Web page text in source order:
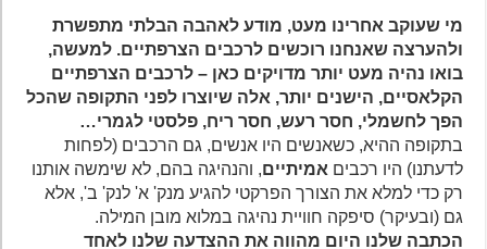
מי שעוקב אחרינו מעט, מודע לאהבה הבלתי מתפשרת
ולהערצה שאנחנו רוכשים לרכבים הצרפתיים. למעשה,
בואו נהיה מעט יותר מדויקים כאן – לרכבים הצרפתיים
הקלאסיים, הישנים יותר, אלה שיוצרו לפני התקופה שהכל
הפך לחשמלי, חסר רעש, חסר ריח, פלסטי לגמרי…
בתקופה ההיא, כשאנשים היו אנשים, גם הרכבים (לפחות
לדעתנו) היו רכביםאמיתיים, והנהיגה בהם, לא שימשה אותנו
רק כדי למלא את הצורך הפרקטי להגיע מנק' א' לנק' ב', אלא
גם (ובעיקר) סיפקה חוויית נהיגה במלוא מובן המילה.
הכתבה שלנו היום מהווה את ההצדעה שלנו לאחד